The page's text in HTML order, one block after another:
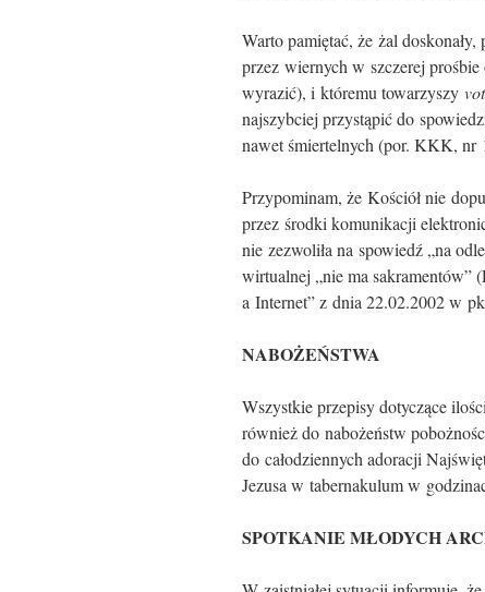
Warto pamiętać, że żal
przez wiernych w szczerej
wyrazić), i któremu towarzyszy
najszybciej przystąpić do
nawet śmiertelnych (por. KKK, nr
Przypominam, że Kościół nie
przez środki komunikacji
nie zezwoliła na spowiedź „na
wirtualnej „nie ma sakramentów”
a Internet” z dnia 22.02.2002 w
NABOŻEŃSTWA
Wszystkie przepisy dotyczące
również do nabożeństw
do całodziennych adoracji
Jezusa w tabernakulum w
SPOTKANIE MŁODYCH